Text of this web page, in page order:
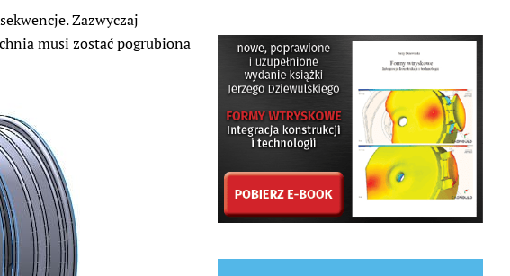
Zazwyczaj
musi zostać pogrubiona